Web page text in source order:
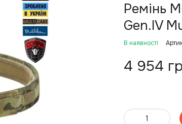
Ремінь
Gen.IV
В наявності
4 954